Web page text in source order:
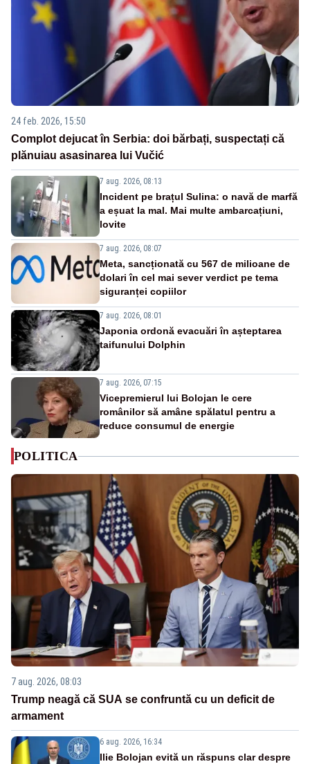
24 feb. 2026, 15:50
Complot dejucat în Serbia: doi bărbați, suspectați că
plănuiau asasinarea lui Vučić
7 aug. 2026, 08:13
Incident pe brațul Sulina: o navă de marfă
a eșuat la mal. Mai multe ambarcațiuni,
lovite
7 aug. 2026, 08:07
Meta, sancționată cu 567 de milioane de
dolari în cel mai sever verdict pe tema
siguranței copiilor
7 aug. 2026, 08:01
Japonia ordonă evacuări în așteptarea
taifunului Dolphin
7 aug. 2026, 07:15
Vicepremierul lui Bolojan le cere
românilor să amâne spălatul pentru a
reduce consumul de energie
POLITICA
7 aug. 2026, 08:03
Trump neagă că SUA se confruntă cu un deficit de
armament
6 aug. 2026, 16:34
Ilie Bolojan evită un răspuns clar despre